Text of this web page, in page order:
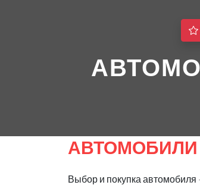
АВТОМОБИЛИ
Выбор и покупка автомобиля